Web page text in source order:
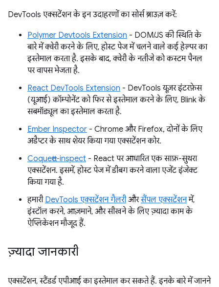
DevTools एक्सटेंशन के इन उदाहरणों का सोर्स ब्राउज़ करें:
Polymer Devtools Extension - DOM/JS की स्थिति के
बारे में क्वेरी करने के लिए, होस्ट पेज में चलने वाले कई हेल्पर का
इस्तेमाल करता है. इसके बाद, क्वेरी के नतीजे को कस्टम पैनल
पर वापस भेजता है.
React DevTools Extension - DevTools यूज़र इंटरफ़ेस
(यूआई) कॉम्पोनेंट को फिर से इस्तेमाल करने के लिए, Blink के
सबमॉड्यूल का इस्तेमाल करता है.
Ember Inspector - Chrome और Firefox, दोनों के लिए
अडैप्टर के साथ शेयर किया गया एक्सटेंशन कोर.
Coquette-inspect - React पर आधारित एक साफ़-सुथरा
एक्सटेंशन. इसमें, होस्ट पेज में डीबग करने वाला एजेंट इंजेक्ट
किया गया है.
हमारी DevTools एक्सटेंशन गैलरीऔरसैंपल एक्सटेंशनमें,
इंस्टॉल करने, आज़माने, और सीखने के लिए ज़्यादा काम के
ऐप्लिकेशन मौजूद हैं.
ज़्यादा जानकारी
एक्सटेंशन, स्टैंडर्ड एपीआई का इस्तेमाल कर सकते हैं. इनके बारे में जानने